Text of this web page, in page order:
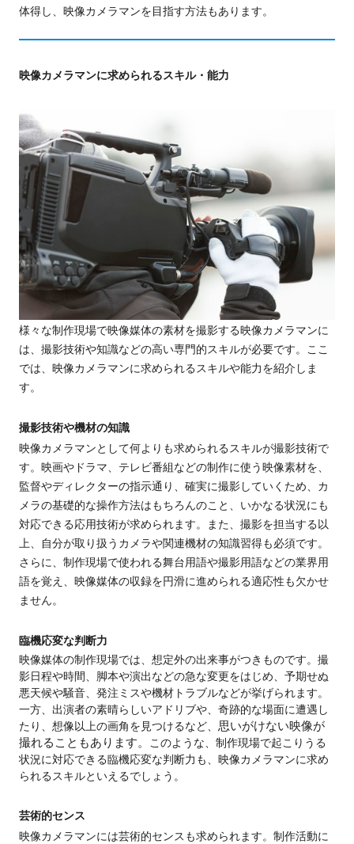
体得し、映像カメラマンを目指す方法もあります。
映像カメラマンに求められるスキル・能力
様々な制作現場で映像媒体の素材を撮影する映像カメラマンに
は、撮影技術や知識などの高い専門的スキルが必要です。ここ
では、映像カメラマンに求められるスキルや能力を紹介しま
す。
撮影技術や機材の知識
映像カメラマンとして何よりも求められるスキルが撮影技術で
す。映画やドラマ、テレビ番組などの制作に使う映像素材を、
監督やディレクターの指示通り、確実に撮影していくため、カ
メラの基礎的な操作方法はもちろんのこと、いかなる状況にも
対応できる応用技術が求められます。また、撮影を担当する以
上、自分が取り扱うカメラや関連機材の知識習得も必須です。
さらに、制作現場で使われる舞台用語や撮影用語などの業界用
語を覚え、映像媒体の収録を円滑に進められる適応性も欠かせ
ません。
臨機応変な判断力
映像媒体の制作現場では、想定外の出来事がつきものです。撮
影日程や時間、脚本や演出などの急な変更をはじめ、予期せぬ
悪天候や騒音、発注ミスや機材トラブルなどが挙げられます。
一方、出演者の素晴らしいアドリブや、奇跡的な場面に遭遇し
たり、想像以上の画角を見つけるなど、 思いがけない映像が
撮れることもあります。 このような、制作現場で起こりうる
状況に対応できる臨機応変な判断力も、映像カメラマンに求め
られるスキルといえるでしょう。
芸術的センス
映像カメラマンには芸術的センス も求められます。制作活動に